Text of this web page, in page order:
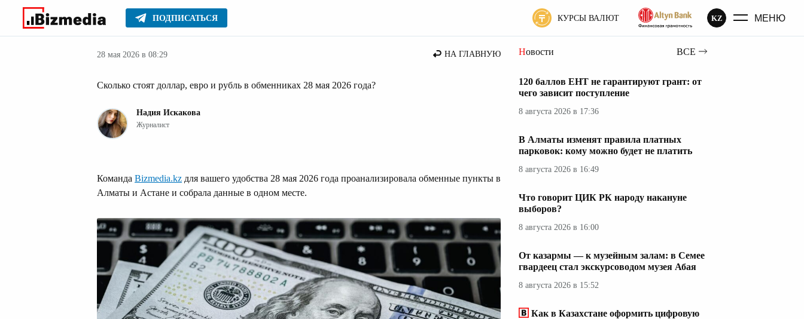
ПОДПИСАТЬСЯ КУРСЫ ВАЛЮТ KZ МЕНЮ
Главное Новости
28 мая 2026 в 08:29 НА ГЛАВНУЮ
Сколько стоят доллар, евро и рубль в обменниках 28 мая 2026 года?
Надия Искакова
Журналист
Команда Bizmedia.kz для вашего удобства 28 мая 2026 года проанализировала обменные пункты в
Алматы и Астане и собрала данные в одном месте.
Новости ВСЕ
120 баллов ЕНТ не гарантируют грант: от
чего зависит поступление
8 августа 2026 в 17:36
В Алматы изменят правила платных
парковок: кому можно будет не платить
8 августа 2026 в 16:49
Что говорит ЦИК РК народу накануне
выборов?
8 августа 2026 в 16:00
От казармы — к музейным залам: в Семее
гвардеец стал экскурсоводом музея Абая
8 августа 2026 в 15:52
Как в Казахстане оформить цифровую